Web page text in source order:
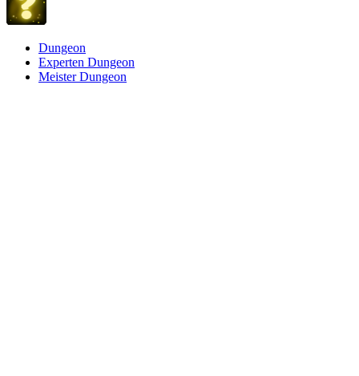
Dungeon
Experten Dungeon
Meister Dungeon